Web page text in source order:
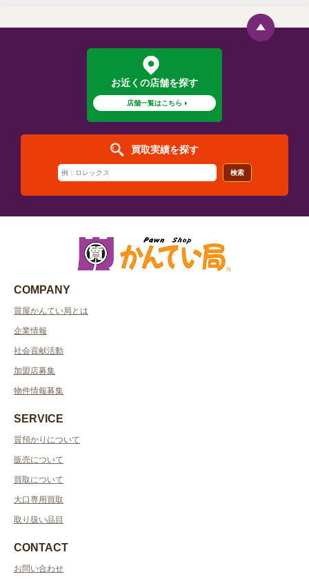
お近くの店舗を探す
店舗一覧はこちら
買取実績を探す
検索
COMPANY
質屋かんてい局とは
企業情報
社会貢献活動
加盟店募集
物件情報募集
SERVICE
質預かりについて
販売について
買取について
大口専用買取
取り扱い品目
CONTACT
お問い合わせ